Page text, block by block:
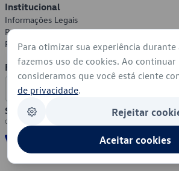
Institucional
Informações Legais
Política de Privacidade
Política de Cookies
Formas de Pagamento
Segurança
Para otimizar sua experiência durante
fazemos uso de cookies. Ao continuar
consideramos que você está ciente
de privacidade.
Rejeitar
Aceitar cookies